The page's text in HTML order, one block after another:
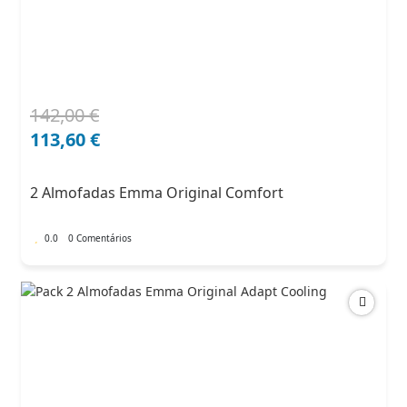
142,00€
O
preço
142,00 €.
113,60€
O
preço
113,60 €.
2 Almofadas Emma Original Comfort
0.0 0 Comentários